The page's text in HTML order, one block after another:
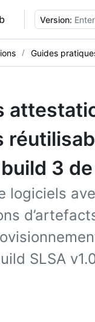
Version:
Guides
3 de
logiciels
SLSA